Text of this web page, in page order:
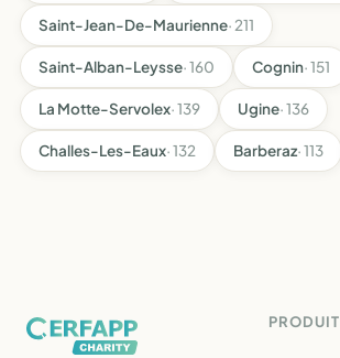
Saint-Jean-De-Maurienne· 211
Saint-Alban-Leysse· 160 Cognin· 151
La Motte-Servolex· 139 Ugine· 136
Challes-Les-Eaux· 132 Barberaz· 113
PRODUIT